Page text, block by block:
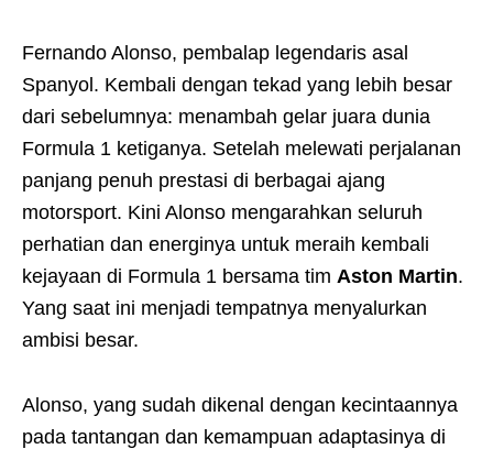
Fernando Alonso, pembalap legendaris asal
Spanyol. Kembali dengan tekad yang lebih besar
dari sebelumnya: menambah gelar juara dunia
Formula 1 ketiganya. Setelah melewati perjalanan
panjang penuh prestasi di berbagai ajang
motorsport. Kini Alonso mengarahkan seluruh
perhatian dan energinya untuk meraih kembali
kejayaan di Formula 1 bersama tim Aston Martin.
Yang saat ini menjadi tempatnya menyalurkan
ambisi besar.
Alonso, yang sudah dikenal dengan kecintaannya
pada tantangan dan kemampuan adaptasinya di